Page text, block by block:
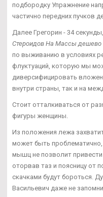
подбородку Упражнение
частично передних пучков
Далее Грегорин - 34
Стероидов На Массы
по выживанию в условиях
флуктуаций, которую мы
диверсифицировать
внутри страны, так и на
Стоит отталкиваться от
фигуры женщины.
Из положения лежа
может быть проблематично,
мышц не позволит
оторвав таз и поясницу от
скачками будут бороться.
Васильевич даже не